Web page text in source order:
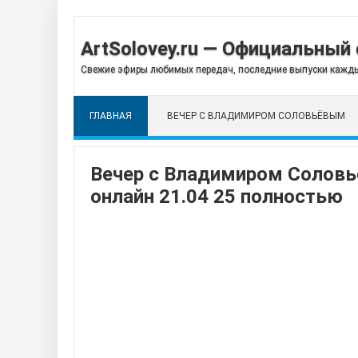
ArtSolovey.ru — Официальный
Свежие эфиры любимых передач, последние выпуски
ГЛАВНАЯ ВЕЧЕР С ВЛАДИМИРОМ СОЛОВЬЁВЫМ
Вечер с Владимиром
онлайн 21.04 25 полностью